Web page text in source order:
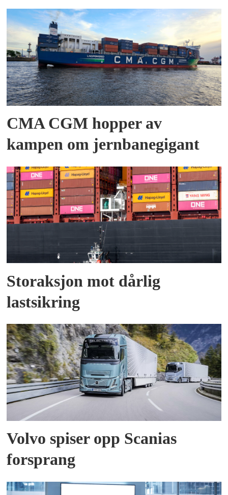
CMA CGM hopper av
kampen om jernbanegigant
Storaksjon mot dårlig
lastsikring
Volvo spiser opp Scanias
forsprang